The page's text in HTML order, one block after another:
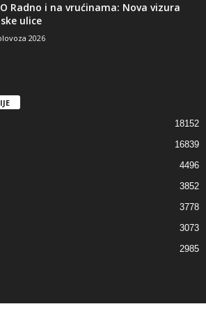
Radno i na vrućinama: Nova vizura
ulice
2026
18152
16839
4496
3852
3778
3073
2985